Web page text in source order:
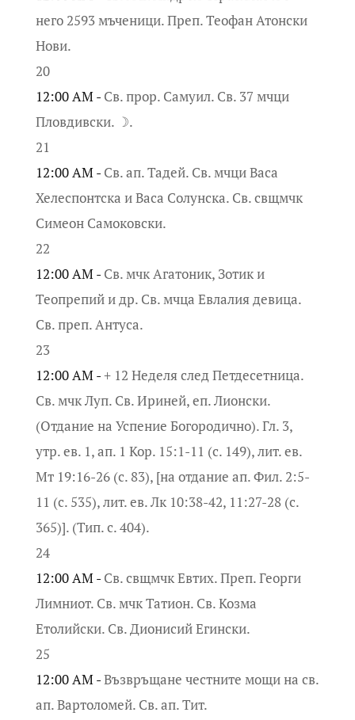
него 2593 мъченици. Преп. Теофан Атонски
Нови.
20
12:00 AM - Св. прор. Самуил. Св. 37 мчци
Пловдивски. ☽.
21
12:00 AM - Св. ап. Тадей. Св. мчци Васа
Хелеспонтска и Васа Солунска. Св. свщмчк
Симеон Самоковски.
22
12:00 AM - Св. мчк Агатоник, Зотик и
Теопрепий и др. Св. мчца Евлалия девица.
Св. преп. Антуса.
23
12:00 AM -+ 12 Неделя след Петдесетница.
Св. мчк Луп. Св. Ириней, еп. Лионски.
(Отдание на Успение Богородично). Гл. 3,
утр. ев. 1, ап. 1 Кор. 15:1-11 (с. 149), лит. ев.
Мт 19:16-26 (с. 83), [на отдание ап. Фил. 2:5-
11 (с. 535), лит. ев. Лк 10:38-42, 11:27-28 (с.
365)]. (Тип. с. 404).
24
12:00 AM - Св. свщмчк Евтих. Преп. Георги
Лимниот. Св. мчк Татион. Св. Козма
Етолийски. Св. Дионисий Егински.
25
12:00 AM -Възвръщане честните мощи на св.
ап. Вартоломей. Св. ап. Тит.